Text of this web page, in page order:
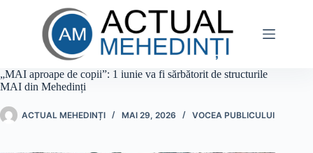
„MAI aproape de copii”: 1 iunie va fi sărbătorit de structurile
MAI din Mehedinți
ACTUAL MEHEDINȚI MAI 29, 2026 VOCEA PUBLICULUI